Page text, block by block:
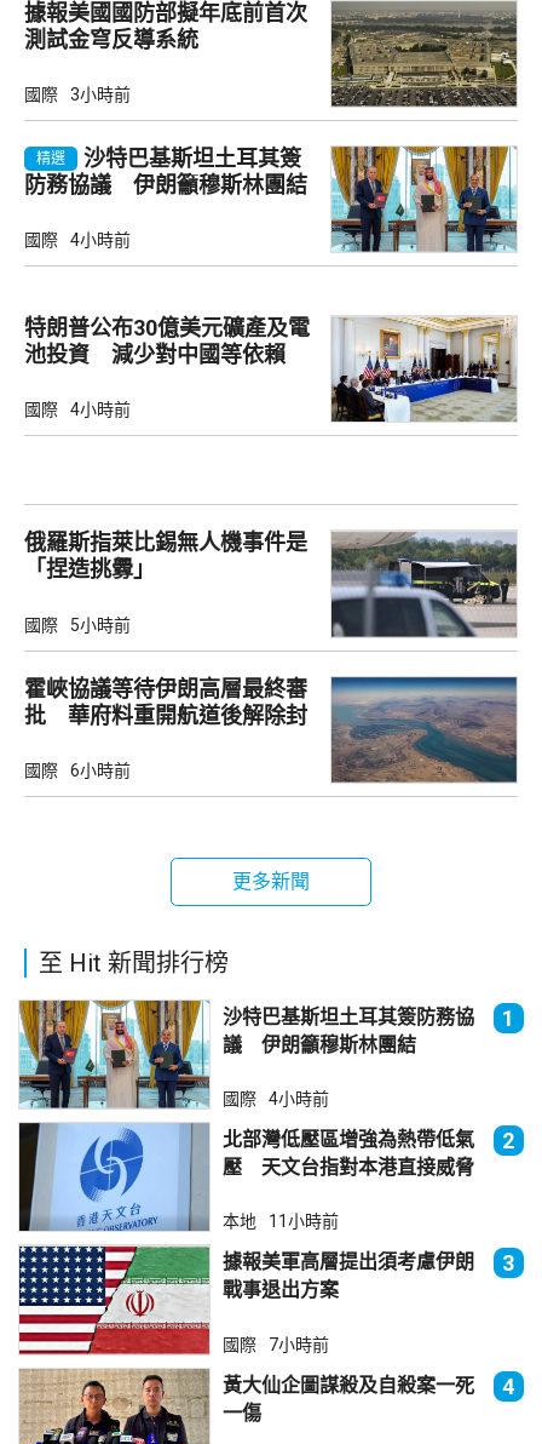
據報美國國防部擬年底前首次
測試金穹反導系統
國際 3小時前
精選
沙特巴基斯坦土耳其簽
防務協議 伊朗籲穆斯林團結
國際 4小時前
特朗普公布30億美元礦產及電
池投資 減少對中國等依賴
國際 4小時前
俄羅斯指萊比錫無人機事件是
「捏造挑釁」
國際 5小時前
霍峽協議等待伊朗高層最終審
批 華府料重開航道後解除封
國際 6小時前
更多新聞
至 Hit 新聞排行榜
沙特巴基斯坦土耳其簽防務協
議 伊朗籲穆斯林團結
1
國際 4小時前
北部灣低壓區增強為熱帶低氣
壓 天文台指對本港直接威脅
2
本地 11小時前
據報美軍高層提出須考慮伊朗
戰事退出方案
3
國際 7小時前
黃大仙企圖謀殺及自殺案一死
一傷
4